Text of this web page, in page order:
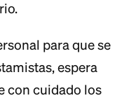
para que se
espera
con cuidado los